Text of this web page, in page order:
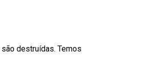
destruídas. Temos